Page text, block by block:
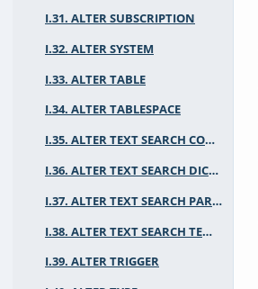
I.31. ALTER SUBSCRIPTION
I.32. ALTER SYSTEM
I.33. ALTER TABLE
I.34. ALTER TABLESPACE
I.35. ALTER TEXT SEARCH CONFIGURATION
I.36. ALTER TEXT SEARCH DICTIONARY
I.37. ALTER TEXT SEARCH PARSER
I.38. ALTER TEXT SEARCH TEMPLATE
I.39. ALTER TRIGGER